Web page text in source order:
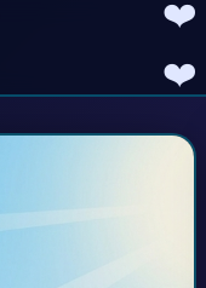
❤️
❤️